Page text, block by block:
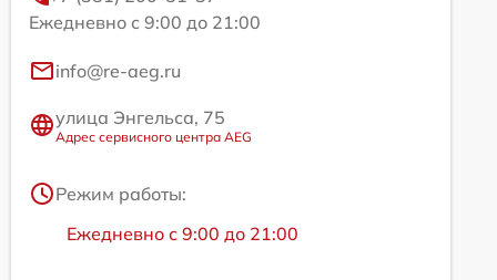
Ежедневно с 9:00 до 21:00
info@re-aeg.ru
улица Энгельса, 75
Адрес сервисного центра AEG
Режим работы:
Ежедневно с 9:00 до 21:00